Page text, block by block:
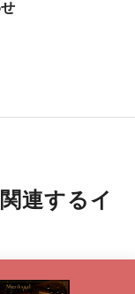
連するイ